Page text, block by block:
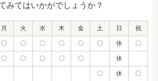
みてはいかがでしょうか？
月 火 水 木 金 土 日 祝
〇 〇 〇 〇 〇 〇 休 〇
〇 〇 〇 〇 〇 休
〇 休 〇